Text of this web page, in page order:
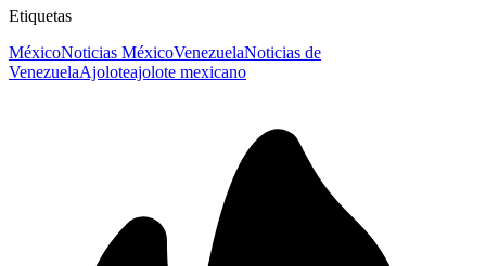
Etiquetas
MéxicoNoticias MéxicoVenezuelaNoticias de
VenezuelaAjoloteajolote mexicano